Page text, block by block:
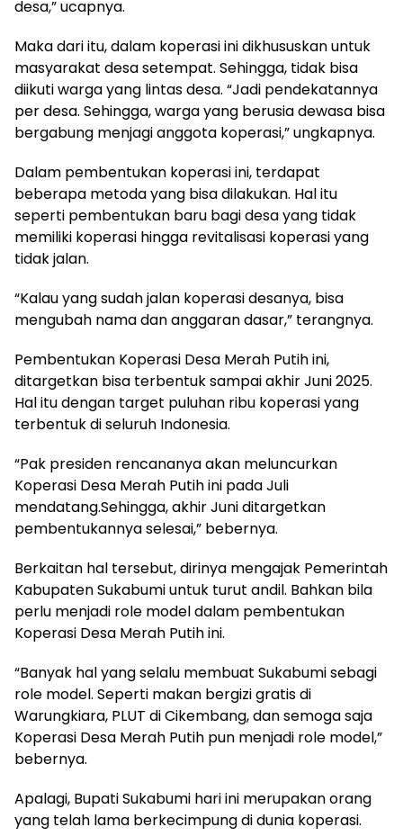
desa,” ucapnya.
Maka dari itu, dalam koperasi ini dikhususkan untuk
masyarakat desa setempat. Sehingga, tidak bisa
diikuti warga yang lintas desa. “Jadi pendekatannya
per desa. Sehingga, warga yang berusia dewasa bisa
bergabung menjagi anggota koperasi,” ungkapnya.
Dalam pembentukan koperasi ini, terdapat
beberapa metoda yang bisa dilakukan. Hal itu
seperti pembentukan baru bagi desa yang tidak
memiliki koperasi hingga revitalisasi koperasi yang
tidak jalan.
“Kalau yang sudah jalan koperasi desanya, bisa
mengubah nama dan anggaran dasar,” terangnya.
Pembentukan Koperasi Desa Merah Putih ini,
ditargetkan bisa terbentuk sampai akhir Juni 2025.
Hal itu dengan target puluhan ribu koperasi yang
terbentuk di seluruh Indonesia.
“Pak presiden rencananya akan meluncurkan
Koperasi Desa Merah Putih ini pada Juli
mendatang.Sehingga, akhir Juni ditargetkan
pembentukannya selesai,” bebernya.
Berkaitan hal tersebut, dirinya mengajak Pemerintah
Kabupaten Sukabumi untuk turut andil. Bahkan bila
perlu menjadi role model dalam pembentukan
Koperasi Desa Merah Putih ini.
“Banyak hal yang selalu membuat Sukabumi sebagi
role model. Seperti makan bergizi gratis di
Warungkiara, PLUT di Cikembang, dan semoga saja
Koperasi Desa Merah Putih pun menjadi role model,”
bebernya.
Apalagi, Bupati Sukabumi hari ini merupakan orang
yang telah lama berkecimpung di dunia koperasi.